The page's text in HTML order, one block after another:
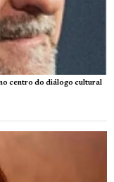
centro do diálogo cultural